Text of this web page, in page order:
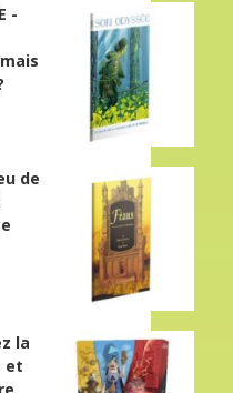
-
de
la
et